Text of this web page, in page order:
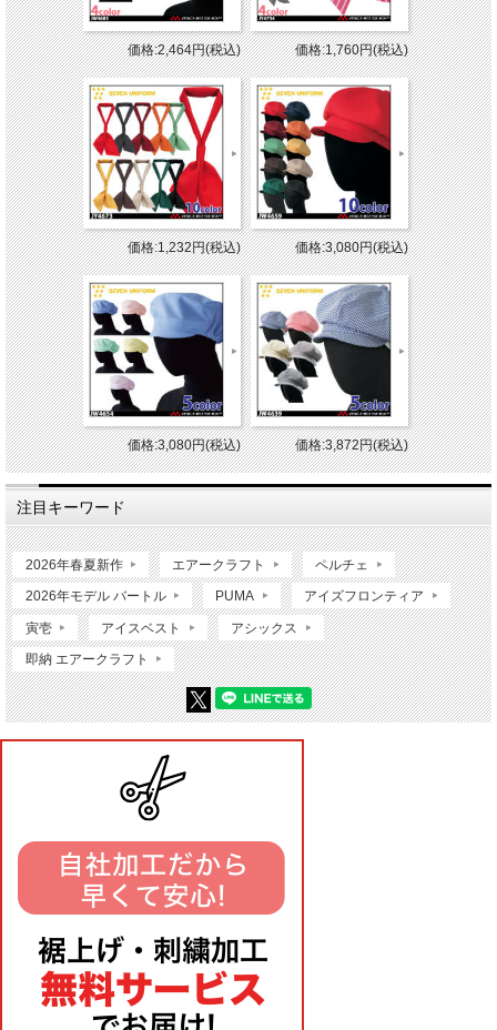
価格:2,464円(税込) 価格:1,760円(税込)
価格:1,232円(税込) 価格:3,080円(税込)
価格:3,080円(税込) 価格:3,872円(税込)
注目キーワード
2026年春夏新作 エアークラフト ペルチェ
2026年モデル バートル PUMA アイズフロンティア
寅壱 アイスベスト アシックス
即納 エアークラフト